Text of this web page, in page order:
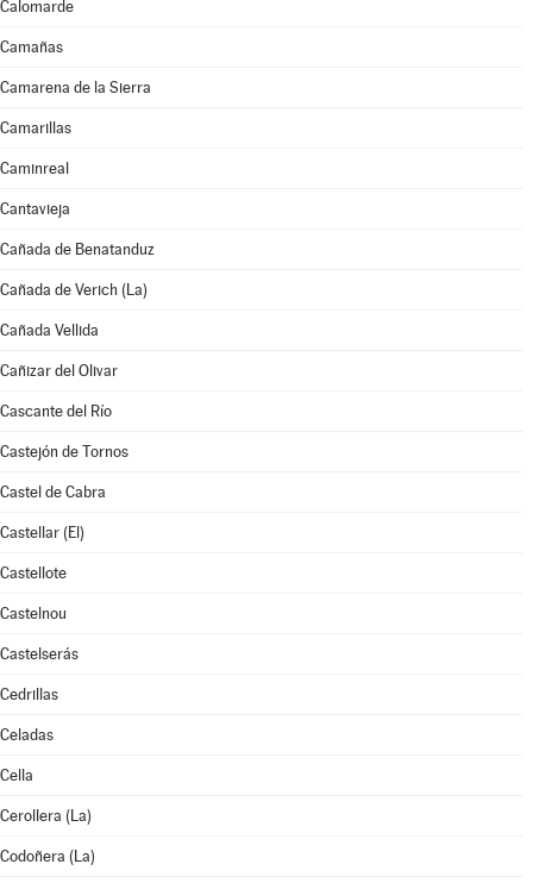
Calomarde
Camañas
Camarena de la Sierra
Camarillas
Caminreal
Cantavieja
Cañada de Benatanduz
Cañada de Verich (La)
Cañada Vellida
Cañizar del Olivar
Cascante del Río
Castejón de Tornos
Castel de Cabra
Castellar (El)
Castellote
Castelnou
Castelserás
Cedrillas
Celadas
Cella
Cerollera (La)
Codoñera (La)